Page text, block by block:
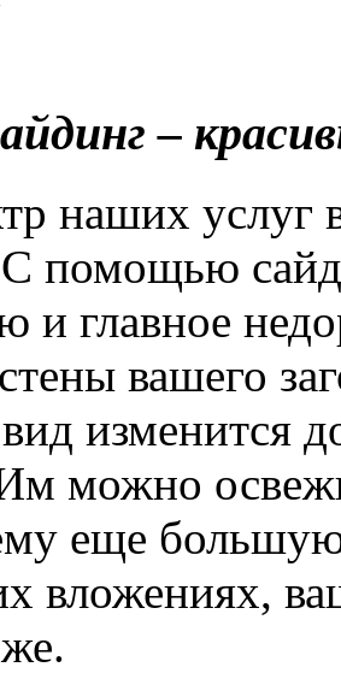
–
наших услуг
помощью
и главное
вашего
изменится
можно
еще
вложениях,